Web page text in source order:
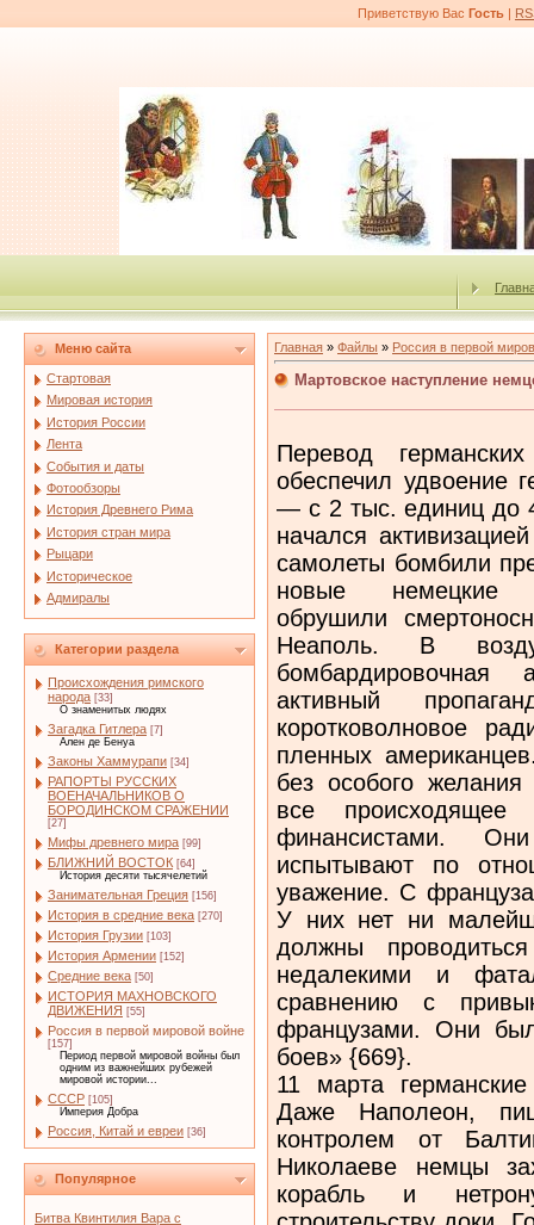
Приветствую Вас Гость |
Меню сайта
Стартовая
Мировая история
История России
Лента
События и даты
Фотообзоры
История Древнего Рима
История стран мира
Рыцари
Историческое
Адмиралы
Категории раздела
Происхождения римского
народа [33]
О знаменитых людях
Загадка Гитлера [7]
Ален де Бенуа
Законы Хаммурапи [34]
РАПОРТЫ РУССКИХ
ВОЕНАЧАЛЬНИКОВ О
БОРОДИНСКОМ СРАЖЕНИИ
[27]
Мифы древнего мира [99]
БЛИЖНИЙ ВОСТОК [64]
История десяти тысячелетий
Занимательная Греция [156]
История в средние века [270]
История Грузии [103]
История Армении [152]
Средние века [50]
ИСТОРИЯ МАХНОВСКОГО
ДВИЖЕНИЯ [55]
Россия в первой мировой войне
[157]
Период первой мировой войны был
одним из важнейших рубежей
мировой истории...
СССР [105]
Империя Добра
Россия, Китай и евреи [36]
Популярное
Битва Квинтилия Вара с
Главная » Файлы » Россия в первой
Мартовское наступление
Перевод
обеспечил удвоение
— с 2 тыс. единиц до
начался
самолеты бомбили
новые немецкие
обрушили
Неаполь. В
бомбардировочная
активный
коротковолновое
пленных
без особого
все происходящее
финансистами.
испытывают по
уважение. С
У них нет ни
должны
недалекими и
сравнению с
французами. Они
боев» {669}.
11 марта
Даже Наполеон,
контролем от
Николаеве немцы
корабль и